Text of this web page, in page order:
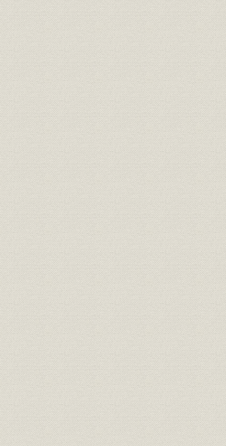
1―復興から自立へ
2―戦後金融制度の確立
3―躍進する山口県産業
第2節 布浦頭取の就任と内部体制の確立
1―経営陣
2―本部組織
3―内部規程の整備
4―人材の育成
5―資産の再評価
6―昭和27年の増資
第3節 県外への進出と店舗網の整備
1―第1期(昭和24年9月~同28年3月)
2―第2期(昭和28年3月~同30年3月)
第4節 業容の拡大
1―新種預金の登場
2―担保付社債信託に係わる受託業務
3―創立10周年記念預金300億円達成運動
4―昭和28年の水害
第5節 外国為替業務
1―外国為替銀行の誕生
2―外貨両替業務から外国為替業務へ